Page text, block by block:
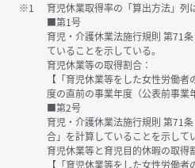
※1
育児休業取得率の「算出方法」列
■第1号
育児・介護休業法施行規則 第71
ていることを示している。
育児休業等の取得割合：
【「育児休業等をした女性労働
度の直前の事業年度（公表前事業
■第2号
育児・介護休業法施行規則 第71
合」を計算していることを示して
育児休業等と育児目的休暇の取得
【「育児休業等をした女性労働